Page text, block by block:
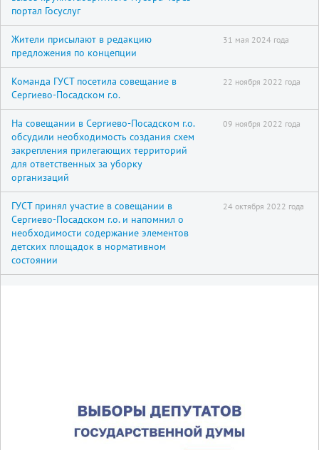
портал Госуслуг
Жители присылают в редакцию
предложения по концепции
31 мая 2024 года
Команда ГУСТ посетила совещание в
Сергиево-Посадском г.о.
22 ноября 2022 года
На совещании в Сергиево-Посадском г.о.
обсудили необходимость создания схем
закрепления прилегающих территорий
для ответственных за уборку
организаций
09 ноября 2022 года
ГУСТ принял участие в совещании в
Сергиево-Посадском г.о. и напомнил о
необходимости содержание элементов
детских площадок в нормативном
состоянии
24 октября 2022 года